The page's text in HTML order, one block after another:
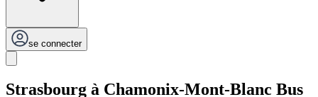
se connecter
Strasbourg à Chamonix-Mont-Blanc Bus